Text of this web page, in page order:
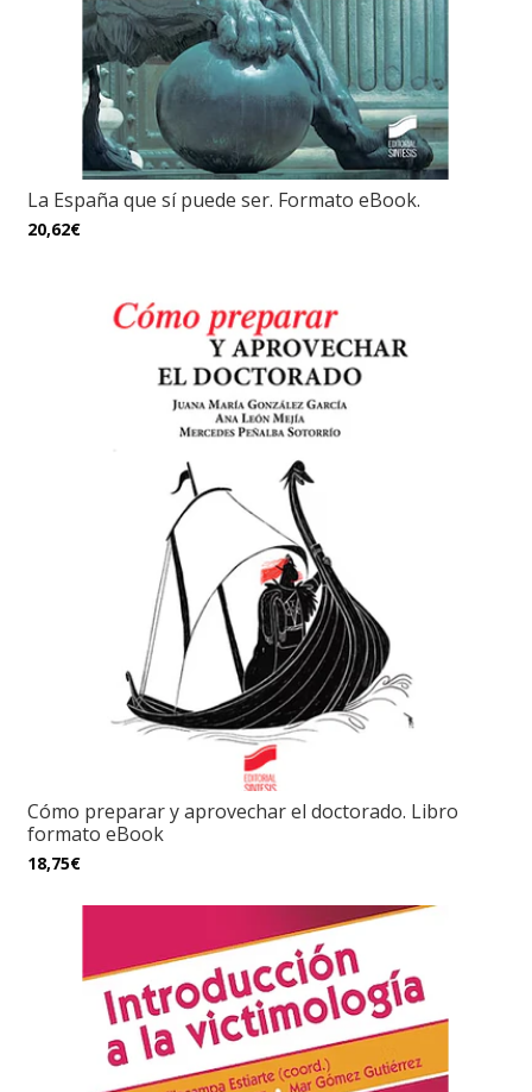
La España que sí puede ser. Formato eBook.
20,62€
Cómo preparar y aprovechar el doctorado. Libro
formato eBook
18,75€